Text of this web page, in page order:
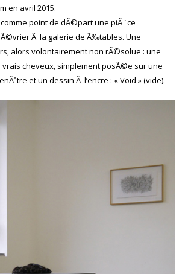
en avril 2015.
point de dÃ©part une piÃ¨ce
Ã la galerie de Ã‰tables. Une
alors volontairement non rÃ©solue : une
cheveux, simplement posÃ©e sur une
et un dessin Ã l’encre : « Void » (vide).